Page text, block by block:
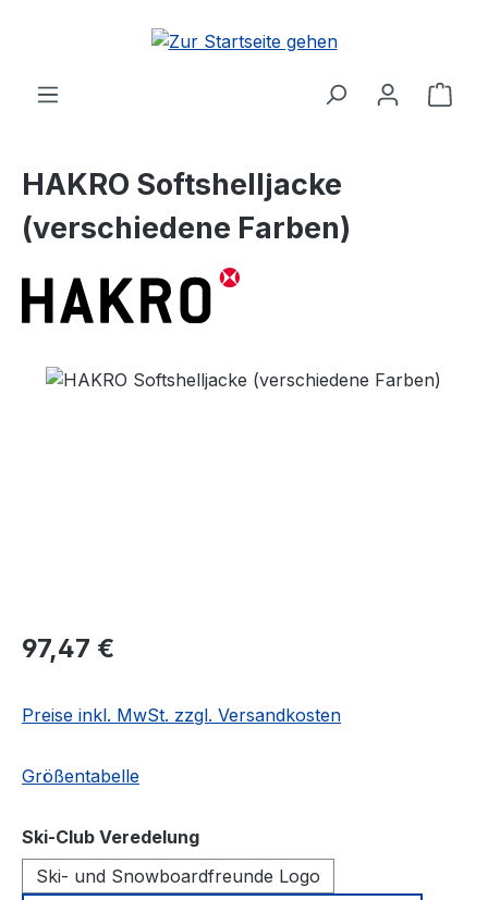
Zum Hauptinhalt springen
HAKRO Softshelljacke
(verschiedene Farben)
Bildergalerie überspringen
Regulärer Preis:
97,47 €
Preise inkl. MwSt. zzgl. Versandkosten
Größentabelle
Ski-Club Veredelungauswählen
Ski- und Snowboardfreunde Logo